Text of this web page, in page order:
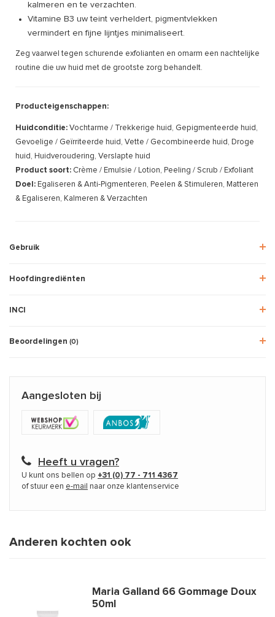
kalmeren en te verzachten.
Vitamine B3 uw teint verheldert, pigmentvlekken
vermindert en fijne lijntjes minimaliseert.
Zeg vaarwel tegen schurende exfolianten en omarm een nachtelijke
routine die uw huid met de grootste zorg behandelt.
Producteigenschappen:
Huidconditie: Vochtarme / Trekkerige huid, Gepigmenteerde huid,
Gevoelige / Geïrriteerde huid, Vette / Gecombineerde huid, Droge
huid, Huidveroudering, Verslapte huid
Product soort: Crème / Emulsie / Lotion, Peeling / Scrub / Exfoliant
Doel: Egaliseren & Anti-Pigmenteren, Peelen & Stimuleren, Matteren
& Egaliseren, Kalmeren & Verzachten
Gebruik
Hoofdingrediënten
INCI
Beoordelingen (0)
Aangesloten bij
Heeft u vragen?
U kunt ons bellen op +31 (0) 77 - 711 4367
of stuur een e-mail naar onze klantenservice
Anderen kochten ook
Maria Galland 66 Gommage Doux
50ml